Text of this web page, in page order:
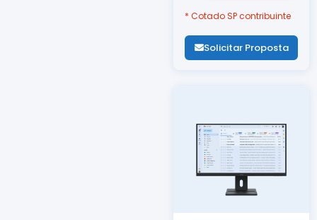
* Cotado SP contribuinte
Solicitar Proposta